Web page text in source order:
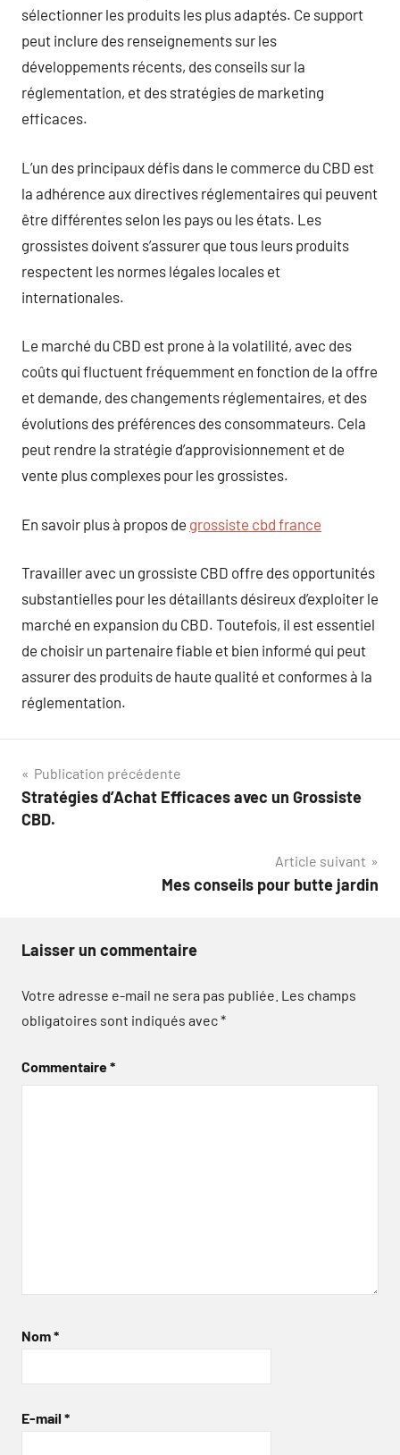
sélectionner les produits les plus adaptés. Ce support
peut inclure des renseignements sur les
développements récents, des conseils sur la
réglementation, et des stratégies de marketing
efficaces.
L’un des principaux défis dans le commerce du CBD est
la adhérence aux directives réglementaires qui peuvent
être différentes selon les pays ou les états. Les
grossistes doivent s’assurer que tous leurs produits
respectent les normes légales locales et
internationales.
Le marché du CBD est prone à la volatilité, avec des
coûts qui fluctuent fréquemment en fonction de la offre
et demande, des changements réglementaires, et des
évolutions des préférences des consommateurs. Cela
peut rendre la stratégie d’approvisionnement et de
vente plus complexes pour les grossistes.
En savoir plus à propos de grossiste cbd france
Travailler avec un grossiste CBD offre des opportunités
substantielles pour les détaillants désireux d’exploiter le
marché en expansion du CBD. Toutefois, il est essentiel
de choisir un partenaire fiable et bien informé qui peut
assurer des produits de haute qualité et conformes à la
réglementation.
Navigation
de
Publication précédente
Stratégies d’Achat Efficaces avec un Grossiste
CBD.
Article suivant
Mes conseils pour butte jardin
Laisser un commentaire
Votre adresse e-mail ne sera pas publiée. Les champs
obligatoires sont indiqués avec*
Commentaire*
Nom*
E-mail *